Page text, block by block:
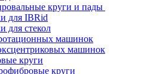
круги и пады
для IBRid
для стекол
машинок
машинок
круги
круги